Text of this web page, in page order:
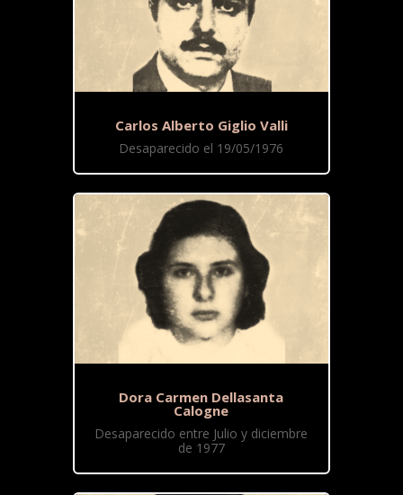
Carlos Alberto Giglio Valli
Desaparecido el 19/05/1976
Dora Carmen Dellasanta
Calogne
Desaparecido entre Julio y diciembre
de 1977